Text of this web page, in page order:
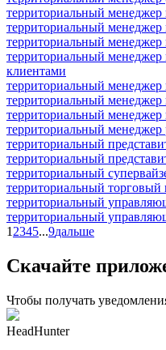
территориальный
территориальный менеджер
территориальный
территориальный
клиентами
территориальный
территориальный менеджер
территориальный
территориальный менеджер
территориальный
территориальный
территориальный
территориальный торговый
территориальный
территориальный
1 2345...9дальше
Скачайте
Чтобы получать
HeadHunter